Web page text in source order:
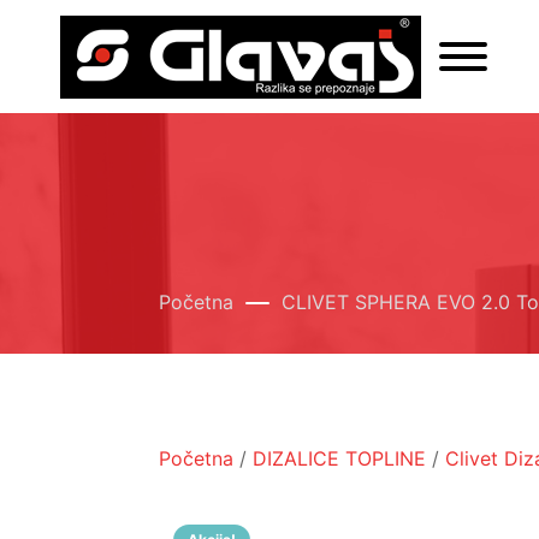
Početna CLIVET SPHERA EVO 2.0
Početna / DIZALICE TOPLINE / Clivet